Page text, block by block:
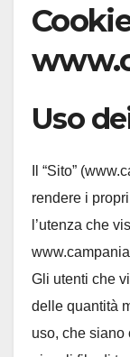
Uso
Il “Sito”
rendere i
l’utenza che
Gli utenti che
delle quantità
uso, che siano